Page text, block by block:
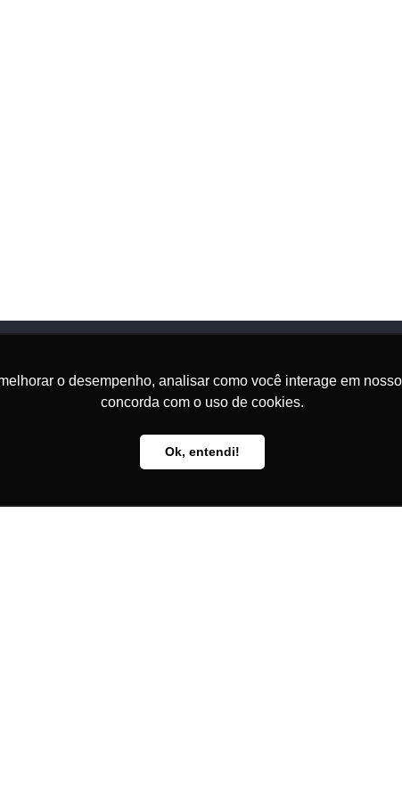
o desempenho, analisar como você interage em
concorda com o uso de cookies.
Ok, entendi!
Onde Estamos
Rod. Amaral Peixoto, Km 6,5
São Gonçalo – RJ – Brasil